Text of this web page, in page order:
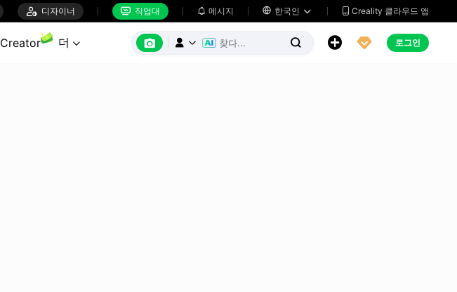
 디자이너  작업대  메시지  한국인   Creality 클라우드 앱
Creator 더        로그인